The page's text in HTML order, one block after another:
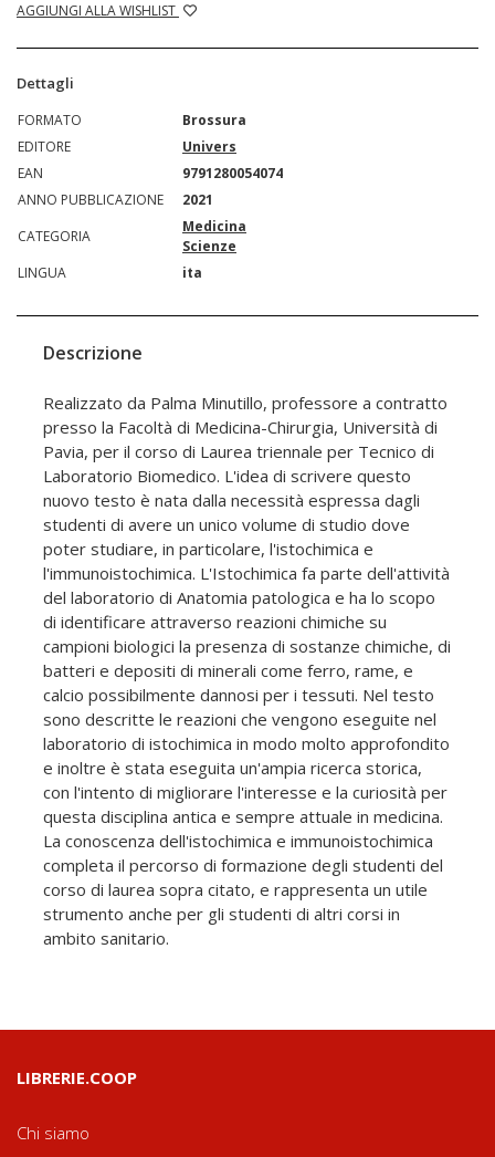
AGGIUNGI ALLA WISHLIST
Dettagli
FORMATO
Brossura
EDITORE
Univers
EAN
9791280054074
ANNO PUBBLICAZIONE
2021
CATEGORIA
Medicina
Scienze
LINGUA
ita
Descrizione
Realizzato da Palma Minutillo, professore a contratto
presso la Facoltà di Medicina-Chirurgia, Università di
Pavia, per il corso di Laurea triennale per Tecnico di
Laboratorio Biomedico. L'idea di scrivere questo
nuovo testo è nata dalla necessità espressa dagli
studenti di avere un unico volume di studio dove
poter studiare, in particolare, l'istochimica e
l'immunoistochimica. L'Istochimica fa parte dell'attività
del laboratorio di Anatomia patologica e ha lo scopo
di identificare attraverso reazioni chimiche su
campioni biologici la presenza di sostanze chimiche, di
batteri e depositi di minerali come ferro, rame, e
calcio possibilmente dannosi per i tessuti. Nel testo
sono descritte le reazioni che vengono eseguite nel
laboratorio di istochimica in modo molto approfondito
e inoltre è stata eseguita un'ampia ricerca storica,
con l'intento di migliorare l'interesse e la curiosità per
questa disciplina antica e sempre attuale in medicina.
La conoscenza dell'istochimica e immunoistochimica
completa il percorso di formazione degli studenti del
corso di laurea sopra citato, e rappresenta un utile
strumento anche per gli studenti di altri corsi in
ambito sanitario.
LIBRERIE.COOP
Chi siamo